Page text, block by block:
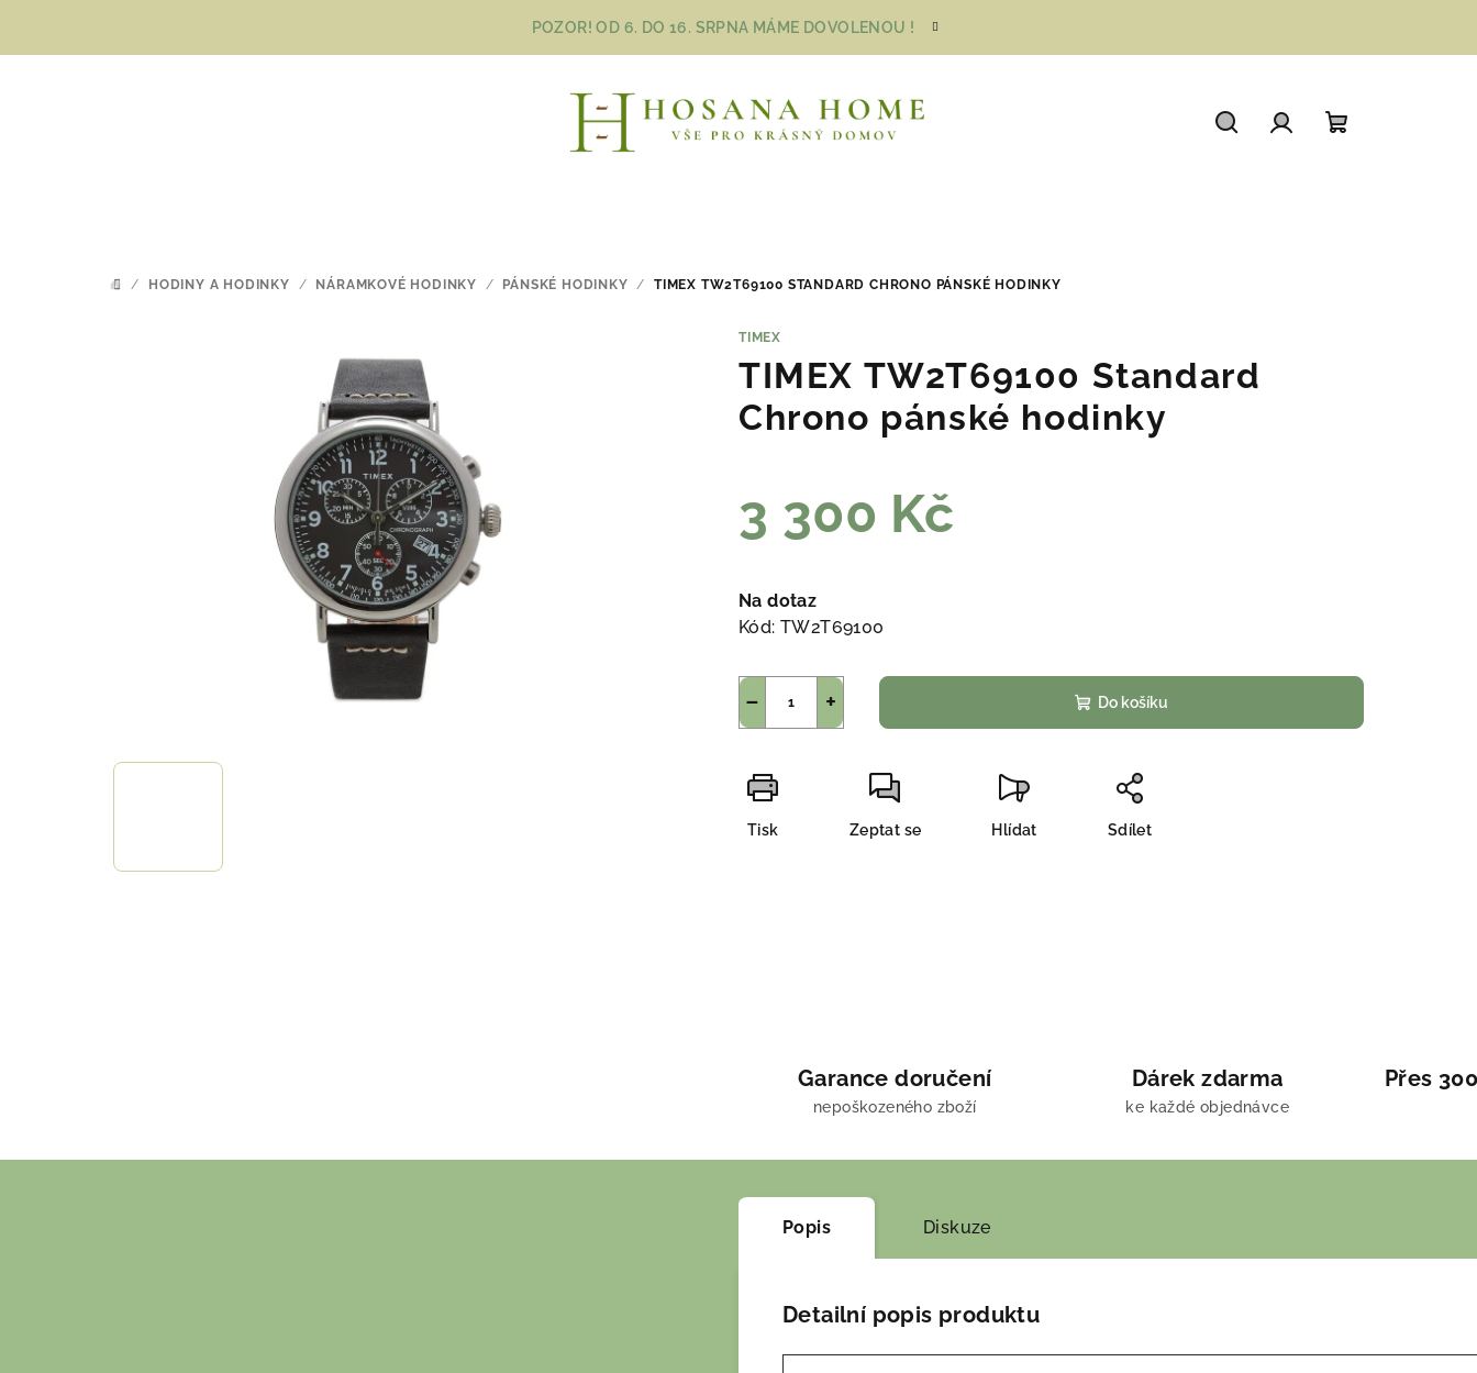
POZOR! OD 6. DO 16. SRPNA MÁME DOVOLENOU !
DOMŮ
/ HODINY A HODINKY / NÁRAMKOVÉ HODINKY / PÁNSKÉ HODINKY / TIMEX TW2T69100 STANDARD CHRONO PÁNSKÉ HODINKY
TIMEX
TIMEX TW2T69100 Standard
Chrono pánské hodinky
3 300 Kč
cena:
Na dotaz
Kód: TW2T69100
+
− Do košíku
Tisk Zeptat se Hlídat Sdílet
Garance doručení
nepoškozeného zboží
Dárek zdarma
ke každé objednávce
Přes
Popis Diskuze
Detailní popis produktu